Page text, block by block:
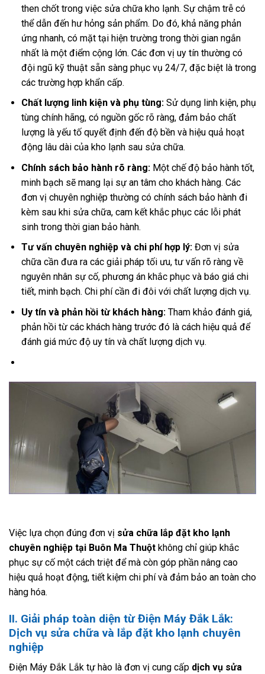
then chốt trong việc sửa chữa kho lạnh. Sự chậm trễ có
thể dẫn đến hư hỏng sản phẩm. Do đó, khả năng phản
ứng nhanh, có mặt tại hiện trường trong thời gian ngắn
nhất là một điểm cộng lớn. Các đơn vị uy tín thường có
đội ngũ kỹ thuật sẵn sàng phục vụ 24/7, đặc biệt là trong
các trường hợp khẩn cấp.
Chất lượng linh kiện và phụ tùng:Sử dụng linh kiện, phụ
tùng chính hãng, có nguồn gốc rõ ràng, đảm bảo chất
lượng là yếu tố quyết định đến độ bền và hiệu quả hoạt
động lâu dài của kho lạnh sau sửa chữa.
Chính sách bảo hành rõ ràng:Một chế độ bảo hành tốt,
minh bạch sẽ mang lại sự an tâm cho khách hàng. Các
đơn vị chuyên nghiệp thường có chính sách bảo hành đi
kèm sau khi sửa chữa, cam kết khắc phục các lỗi phát
sinh trong thời gian bảo hành.
Tư vấn chuyên nghiệp và chi phí hợp lý:Đơn vị sửa
chữa cần đưa ra các giải pháp tối ưu, tư vấn rõ ràng về
nguyên nhân sự cố, phương án khắc phục và báo giá chi
tiết, minh bạch. Chi phí cần đi đôi với chất lượng dịch vụ.
Uy tín và phản hồi từ khách hàng:Tham khảo đánh giá,
phản hồi từ các khách hàng trước đó là cách hiệu quả để
đánh giá mức độ uy tín và chất lượng dịch vụ.
Việc lựa chọn đúng đơn vị sửa chữa lắp đặt kho lạnh
chuyên nghiệp tại Buôn Ma Thuột không chỉ giúp khắc
phục sự cố một cách triệt để mà còn góp phần nâng cao
hiệu quả hoạt động, tiết kiệm chi phí và đảm bảo an toàn cho
hàng hóa.
II. Giải pháp toàn diện từ Điện Máy Đắk Lắk:
Dịch vụ sửa chữa và lắp đặt kho lạnh chuyên
nghiệp
Điện Máy Đắk Lắk tự hào là đơn vị cung cấp dịch vụ sửa